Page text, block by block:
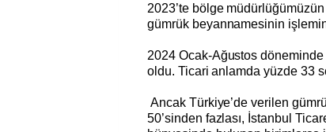
2023’te bölge
gümrük beyannamesinin
2024 Ocak-Ağustos
oldu. Ticari anlamda yüzde 33
Ancak Türkiye’de verilen
50’sinden fazlası, İstanbul